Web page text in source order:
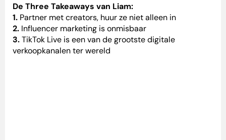
De Three Takeaways van Liam:
1. Partner met creators, huur ze niet alleen in
2. Influencer marketing is onmisbaar
3.TikTok Live is een van de grootste digitale
verkoopkanalen ter wereld